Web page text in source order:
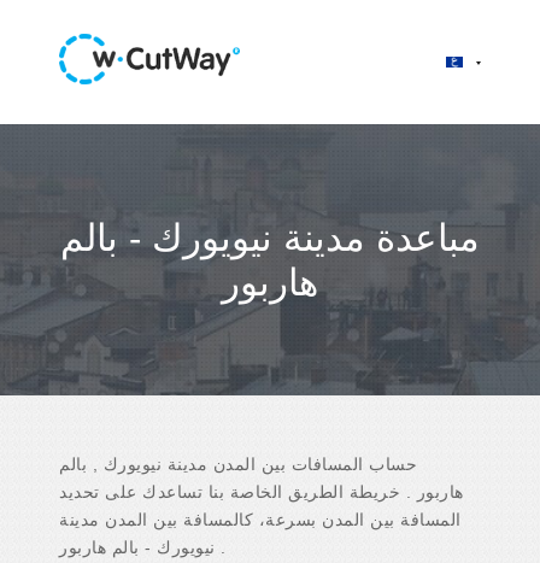
مباعدة مدينة نيويورك - بالم
هاربور
حساب المسافات بين المدن مدينة نيويورك , بالم
هاربور . خريطة الطريق الخاصة بنا تساعدك على تحديد
المسافة بين المدن بسرعة، كالمسافة بين المدن مدينة